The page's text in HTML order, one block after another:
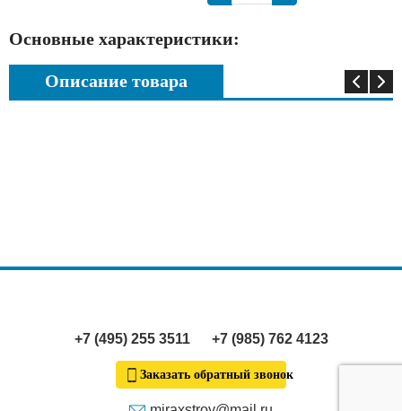
Основные характеристики:
Описание товара
+7 (495) 255 3511 +7 (985) 762 4123
Заказать обратный звонок